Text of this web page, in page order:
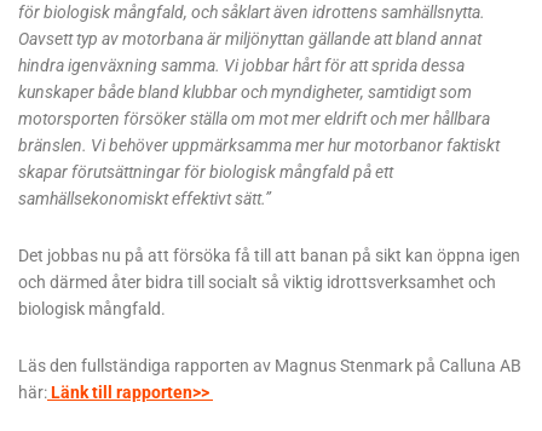
för biologisk mångfald, och såklart även idrottens samhällsnytta.
Oavsett typ av motorbana är miljönyttan gällande att bland annat
hindra igenväxning samma. Vi jobbar hårt för att sprida dessa
kunskaper både bland klubbar och myndigheter, samtidigt som
motorsporten försöker ställa om mot mer eldrift och mer hållbara
bränslen. Vi behöver uppmärksamma mer hur motorbanor faktiskt
skapar förutsättningar för biologisk mångfald på ett
samhällsekonomiskt effektivt sätt.”
Det jobbas nu på att försöka få till att banan på sikt kan öppna igen
och därmed åter bidra till socialt så viktig idrottsverksamhet och
biologisk mångfald.
Läs den fullständiga rapporten av Magnus Stenmark på Calluna AB
här:Länk till rapporten>>